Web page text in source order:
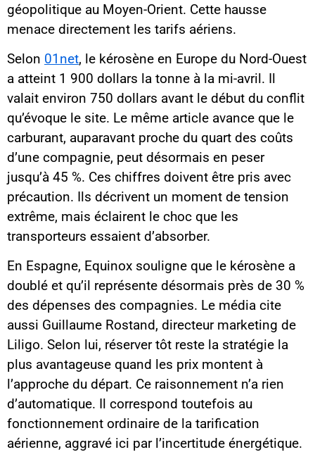
géopolitique au Moyen-Orient. Cette hausse
menace directement les tarifs aériens.
Selon 01net, le kérosène en Europe du Nord-Ouest
a atteint 1 900 dollars la tonne à la mi-avril. Il
valait environ 750 dollars avant le début du conflit
qu’évoque le site. Le même article avance que le
carburant, auparavant proche du quart des coûts
d’une compagnie, peut désormais en peser
jusqu’à 45 %. Ces chiffres doivent être pris avec
précaution. Ils décrivent un moment de tension
extrême, mais éclairent le choc que les
transporteurs essaient d’absorber.
En Espagne, Equinox souligne que le kérosène a
doublé et qu’il représente désormais près de 30 %
des dépenses des compagnies. Le média cite
aussi Guillaume Rostand, directeur marketing de
Liligo. Selon lui, réserver tôt reste la stratégie la
plus avantageuse quand les prix montent à
l’approche du départ. Ce raisonnement n’a rien
d’automatique. Il correspond toutefois au
fonctionnement ordinaire de la tarification
aérienne, aggravé ici par l’incertitude énergétique.